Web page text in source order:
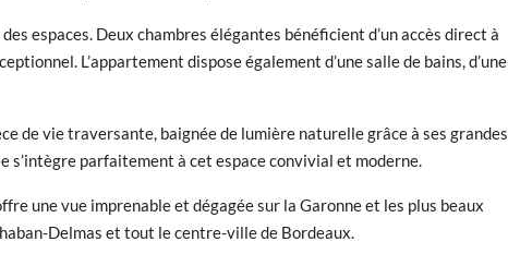
espaces. Deux chambres élégantes bénéficient d’un accès direct à
L’appartement dispose également d’une salle de bains, d’une
de vie traversante, baignée de lumière naturelle grâce à ses grandes
parfaitement à cet espace convivial et moderne.
une vue imprenable et dégagée sur la Garonne et les plus beaux
Delmas et tout le centre-ville de Bordeaux.